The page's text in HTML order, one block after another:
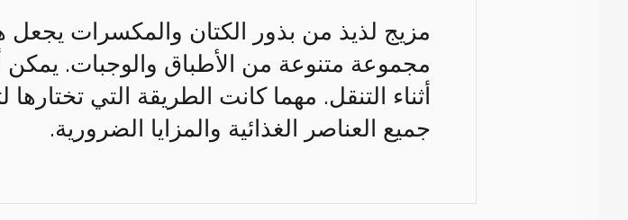
مزيج لذيذ من بذور الكتان والمكسرات يجعل
مجموعة متنوعة من الأطباق والوجبات. يمكن
أثناء التنقل. مهما كانت الطريقة التي
جميع العناصر الغذائية والمزايا الضرورية.